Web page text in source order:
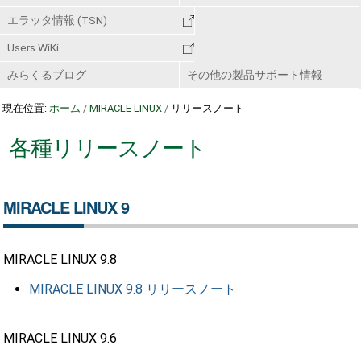
エラッタ情報 (TSN)
Users WiKi
みらくるブログ その他の製品サポート情報
現在位置: ホーム /MIRACLE LINUX / リリースノート
各種リリースノート
MIRACLE LINUX 9
MIRACLE LINUX 9.8
MIRACLE LINUX 9.8 リリースノート
MIRACLE LINUX 9.6